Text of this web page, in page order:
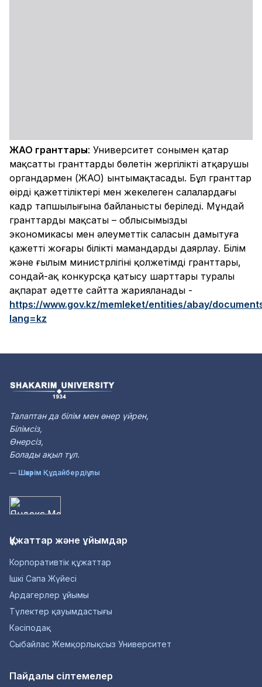
ЖАО гранттары: Университет сонымен қатар
мақсатты гранттарды бөлетін жергілікті атқарушы
органдармен (ЖАО) ынтымақтасады. Бұл гранттар
өңірдің қажеттіліктері мен жекелеген салалардағы
кадр тапшылығына байланысты беріледі. Мұндай
гранттардың мақсаты – облысымыздың
экономикасы мен әлеуметтік саласын дамытуға
қажетті жоғары білікті мамандарды даярлау. Білім
және ғылым министрлігінің қолжетімді гранттары,
сондай-ақ конкурсқа қатысу шарттары туралы
ақпарат әдетте сайтта жарияланады -
https://www.gov.kz/memleket/entities/abay/
lang=kz
Талаптан да білім мен өнер үйрен,
Білімсіз,
Өнерсіз,
Болады ақыл тұл.
— Шәкәрім Құдайбердіұлы
Құжаттар және ұйымдар
Корпоративтік құжаттар
Ішкі Сапа Жүйесі
Ардагерлер ұйымы
Түлектер қауымдастығы
Кәсіподақ
Сыбайлас Жемқорлықсыз Университет
Пайдалы сілтемелер